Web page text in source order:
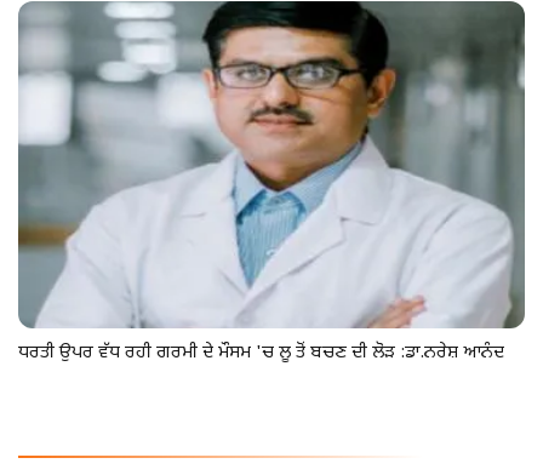
ਧਰਤੀ ਉਪਰ ਵੱਧ ਰਹੀ ਗਰਮੀ ਦੇ ਮੌਸਮ 'ਚ ਲੂ ਤੋਂ ਬਚਣ ਦੀ ਲੋੜ :ਡਾ.ਨਰੇਸ਼ ਆਨੰਦ